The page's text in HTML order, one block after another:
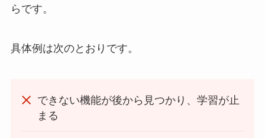
らです。
具体例は次のとおりです。
できない機能が後から見つかり、学習が止
まる